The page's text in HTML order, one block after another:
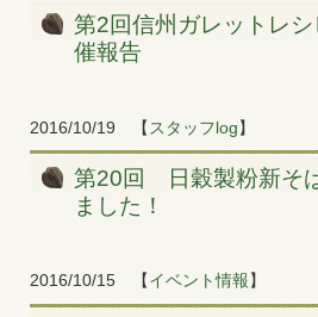
第2回信州ガレットレ
催報告
2016/10/19 【 スタッフlog】
第20回 日穀製粉新そ
ました！
2016/10/15 【イベント情報】